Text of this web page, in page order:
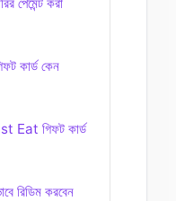
কার্ড কেন
Eat গিফট কার্ড
রিডিম করবেন